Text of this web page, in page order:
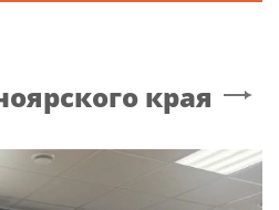
края